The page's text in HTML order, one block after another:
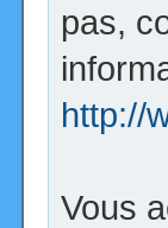
pas,
http://
Vous